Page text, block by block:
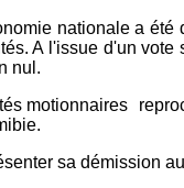
nationale a
A l'issue d'un
nul.
motionnaires
sa démission